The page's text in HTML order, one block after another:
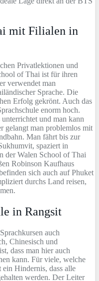
mit Filialen in
Privatlektionen und
of Thai ist für ihren
verwendet man
Sprache. Die
Erfolg gekrönt. Auch das
enorm hoch.
und man kann
gelangt man problemlos mit
Man fährt bis zur
spaziert in
der Walen School of Thai
Robinson Kaufhaus
sich auch auf Phuket
durchs Land reisen,
in Rangsit
auch
Chinesisch und
dass man hier auch
kann. Für viele, welche
ein Hindernis, dass alle
werden. Der Leiter